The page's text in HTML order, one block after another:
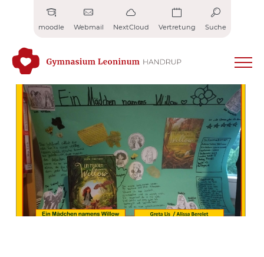
moodle Webmail NextCloud Vertretung Suche